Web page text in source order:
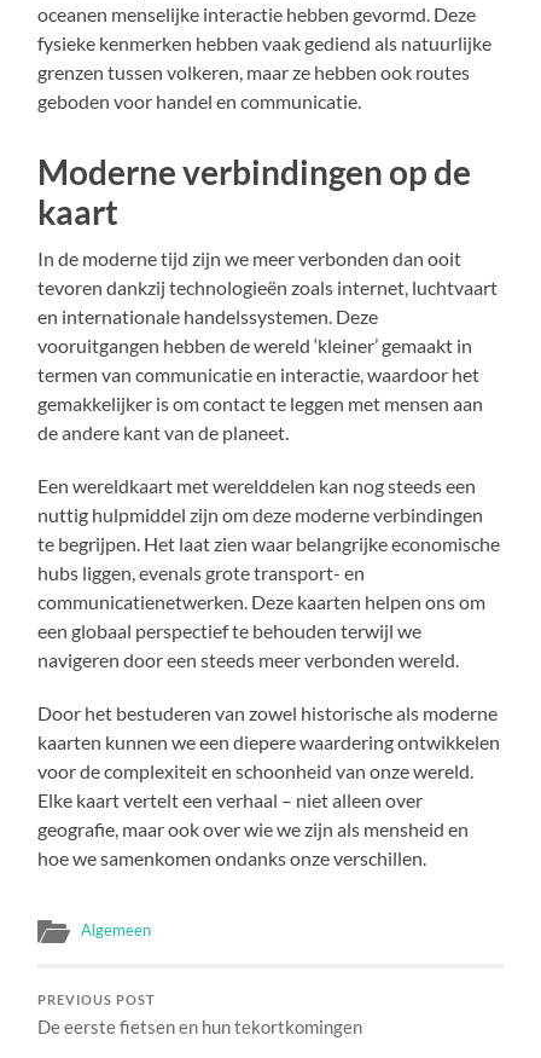
oceanen menselijke interactie hebben gevormd. Deze
fysieke kenmerken hebben vaak gediend als natuurlijke
grenzen tussen volkeren, maar ze hebben ook routes
geboden voor handel en communicatie.
Moderne verbindingen op de
kaart
In de moderne tijd zijn we meer verbonden dan ooit
tevoren dankzij technologieën zoals internet, luchtvaart
en internationale handelssystemen. Deze
vooruitgangen hebben de wereld ‘kleiner’ gemaakt in
termen van communicatie en interactie, waardoor het
gemakkelijker is om contact te leggen met mensen aan
de andere kant van de planeet.
Een wereldkaart met werelddelen kan nog steeds een
nuttig hulpmiddel zijn om deze moderne verbindingen
te begrijpen. Het laat zien waar belangrijke economische
hubs liggen, evenals grote transport- en
communicatienetwerken. Deze kaarten helpen ons om
een globaal perspectief te behouden terwijl we
navigeren door een steeds meer verbonden wereld.
Door het bestuderen van zowel historische als moderne
kaarten kunnen we een diepere waardering ontwikkelen
voor de complexiteit en schoonheid van onze wereld.
Elke kaart vertelt een verhaal – niet alleen over
geografie, maar ook over wie we zijn als mensheid en
hoe we samenkomen ondanks onze verschillen.
Algemeen
PREVIOUS POST
De eerste fietsen en hun tekortkomingen